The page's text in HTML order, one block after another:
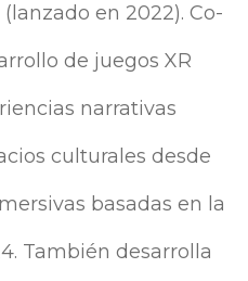
en 2022). Co-
de juegos XR
narrativas
culturales desde
basadas en la
También desarrolla